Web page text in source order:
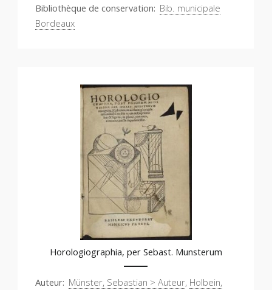
Bibliothèque de conservation Bib. municipale
Bordeaux
Horologiographia, per Sebast. Munsterum
Auteur Münster, Sebastian > Auteur, Holbein,